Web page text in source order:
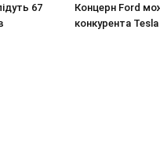
67
Концерн Ford
конкурента